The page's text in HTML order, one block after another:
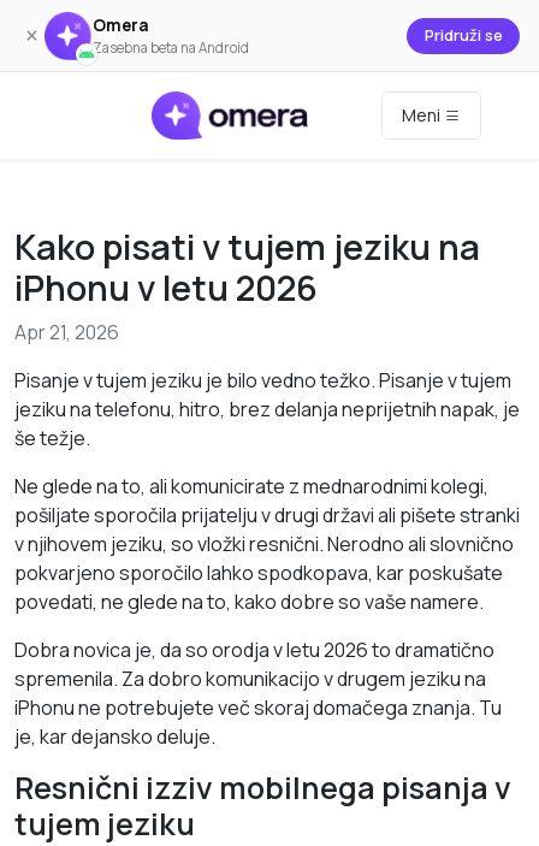
× Omera
Zasebna beta na Android
Pridruži se
Meni
Kako pisati v tujem jeziku na
iPhonu v letu 2026
Apr 21, 2026
Pisanje v tujem jeziku je bilo vedno težko. Pisanje v tujem
jeziku na telefonu, hitro, brez delanja neprijetnih napak, je
še težje.
Ne glede na to, ali komunicirate z mednarodnimi kolegi,
pošiljate sporočila prijatelju v drugi državi ali pišete stranki
v njihovem jeziku, so vložki resnični. Nerodno ali slovnično
pokvarjeno sporočilo lahko spodkopava, kar poskušate
povedati, ne glede na to, kako dobre so vaše namere.
Dobra novica je, da so orodja v letu 2026 to dramatično
spremenila. Za dobro komunikacijo v drugem jeziku na
iPhonu ne potrebujete več skoraj domačega znanja. Tu
je, kar dejansko deluje.
Resnični izziv mobilnega pisanja v
tujem jeziku